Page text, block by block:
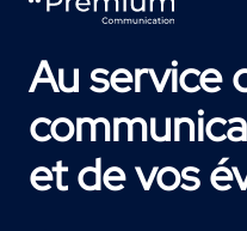
Au service
et de vos